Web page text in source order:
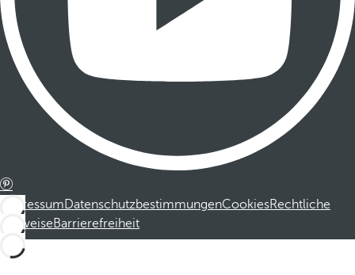
ImpressumDatenschutzbestimmungenCookiesRechtliche
HinweiseBarrierefreiheit